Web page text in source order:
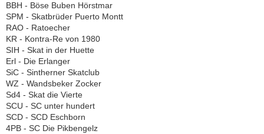
BBH - Böse Buben Hörstmar
SPM - Skatbrüder Puerto Montt
RAO - Ratoecher
KR - Kontra-Re von 1980
SIH - Skat in der Huette
Erl - Die Erlanger
SiC - Sintherner Skatclub
WZ - Wandsbeker Zocker
Sd4 - Skat die Vierte
SCU - SC unter hundert
SCD - SCD Eschborn
4PB - SC Die Pikbengelz